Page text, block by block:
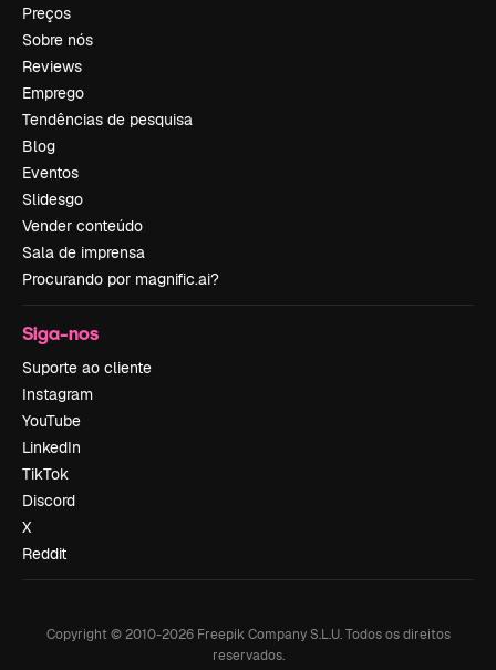
Preços
Sobre nós
Reviews
Emprego
Tendências de pesquisa
Blog
Eventos
Slidesgo
Vender conteúdo
Sala de imprensa
Procurando por magnific.ai?
Siga-nos
Suporte ao cliente
Instagram
YouTube
LinkedIn
TikTok
Discord
X
Reddit
Copyright © 2010-2026Freepik Company S.L.U. Todos os direitos
reservados.